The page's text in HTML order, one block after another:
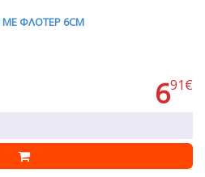
ΦΛΟΤΕΡ 6CM
691€